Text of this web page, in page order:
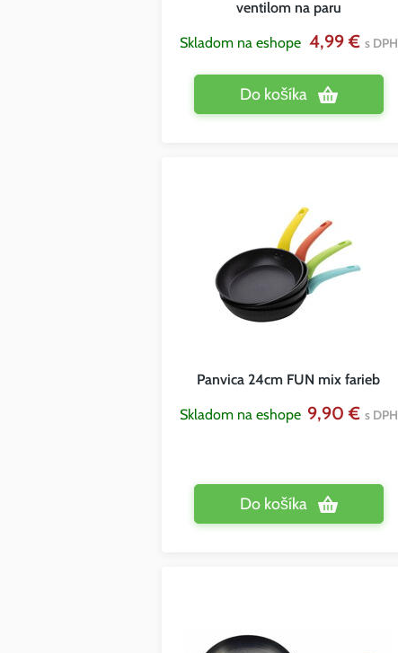
ventilom na paru
Skladom na eshope 4,99 € s DPH
Do košíka
Panvica 24cm FUN mix farieb
Skladom na eshope 9,90 € s DPH
Do košíka